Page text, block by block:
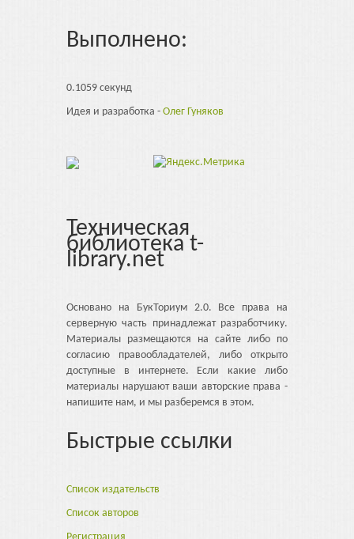
Выполнено:
0.1059 секунд
Идея и разработка - Олег Гуняков
Техническая
библиотека t-
library.net
Основано на БукТориум 2.0. Все права на
серверную часть принадлежат разработчику.
Материалы размещаются на сайте либо по
согласию правообладателей, либо открыто
доступные в интернете. Если какие либо
материалы нарушают ваши авторские права -
напишите нам, и мы разберемся в этом.
Быстрые ссылки
Список издательств
Список авторов